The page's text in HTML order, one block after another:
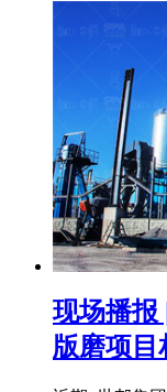
现场播报
版磨项目